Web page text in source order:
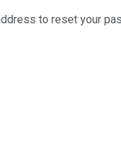
to reset your